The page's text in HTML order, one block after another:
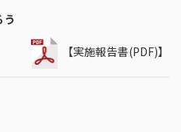
【実施報告書(PDF)】